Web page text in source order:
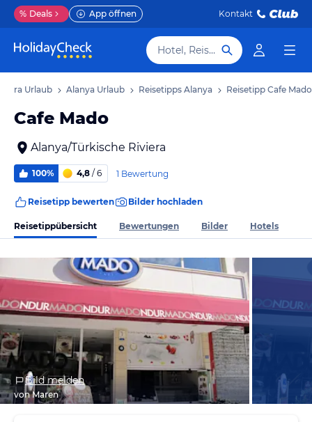
% Deals App öffnen Kontakt
Hotel, Reiseziel
Urlaub Alanya Urlaub Reisetipps Alanya Reisetipp Cafe Mado
Cafe Mado
Alanya/Türkische Riviera
100% 4,8 / 6 1 Bewertung
Reisetipp bewerten Bilder hochladen
Reisetippübersicht Bewertungen Bilder Hotels
Bild melden
von Maren